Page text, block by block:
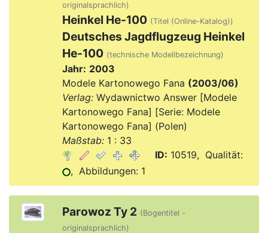
originalsprachlich)
Heinkel He-100 (Titel (Online-Katalog))
Deutsches Jagdflugzeug Heinkel
He-100 (technische Modellbezeichnung)
Jahr: 2003
Modele Kartonowego Fana (2003/06)
Verlag:Wydawnictwo Answer [Modele
Kartonowego Fana] [Serie: Modele
Kartonowego Fana] (Polen)
Maßstab:1 : 33
ID: 10519, Qualität:
, Abbildungen: 1
Parowoz Ty 2 (Bogentitel -
originalsprachlich)